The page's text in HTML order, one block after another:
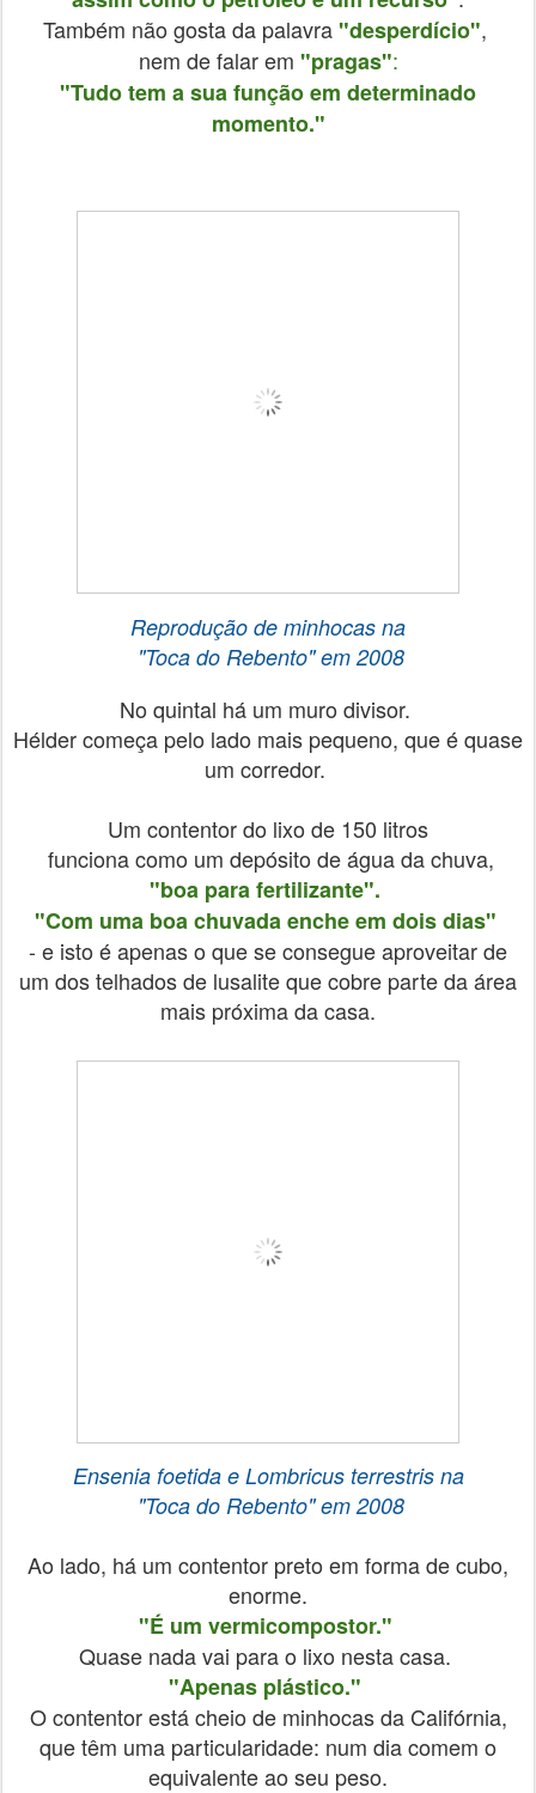
Também não gosta da palavra"desperdício",
nem de falar em "pragas":
"Tudo tem a sua função em determinado
momento."
Reprodução de minhocas na
"Toca do Rebento"em 2008
No quintal há um muro divisor.
Hélder começa pelo lado mais pequeno, que é quase
um corredor.
Um contentor do lixo de 150 litros
funciona como um depósito de água da chuva,
"boa para fertilizante".
"Com uma boa chuvada enche em dois dias"
- e isto é apenas o que se consegue aproveitar de
um dos telhados de lusalite que cobre parte da área
mais próxima da casa.
Ensenia foetida e Lombricus terrestris na
"Toca do Rebento"em 2008
Ao lado, há um contentor preto em forma de cubo,
enorme.
"É um vermicompostor."
Quase nada vai para o lixo nesta casa.
"Apenas plástico."
O contentor está cheio de minhocas da Califórnia,
que têm uma particularidade: num dia comem o
equivalente ao seu peso.